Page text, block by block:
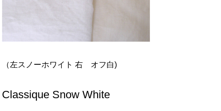
（左スノーホワイト 右 オフ白)
Classique Snow White